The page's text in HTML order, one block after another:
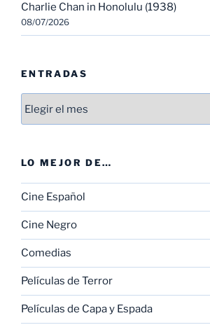
Charlie Chan in Honolulu (1938)
08/07/2026
ENTRADAS
LO MEJOR DE…
Cine Español
Cine Negro
Comedias
Películas de Terror
Películas de Capa y Espada